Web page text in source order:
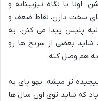
اونا با نگاه تیزبینانه و
های سخت دارن، نقاط ضعف و
پلیس پیدا می کنن. یه
شاید بعضی از سرنخ ها رو
به هم وصل کنه.
تر میشه. یهو پای یه
که شاید توی اون سال ها